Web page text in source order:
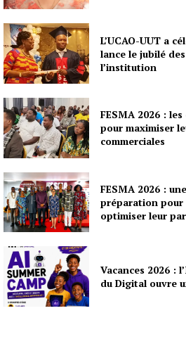
L’UCAO-UUT a
lance le jubilé
l’institution
FESMA 2026 :
pour maximiser
commerciales
FESMA 2026 :
préparation pour
optimiser leur
Vacances 2026 :
du Digital ouvre